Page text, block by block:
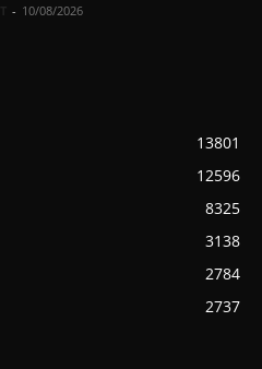
- 10/08/2026
13801
12596
8325
3138
2784
2737